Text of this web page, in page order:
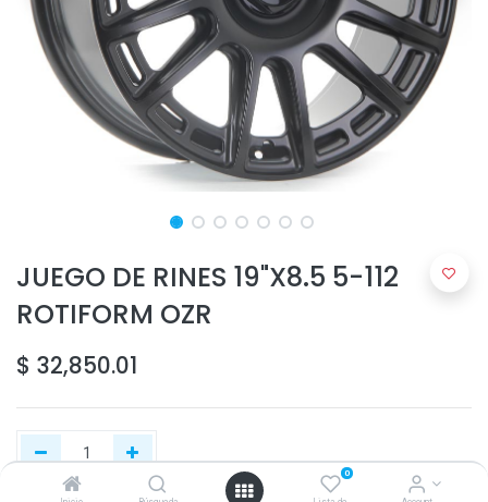
0
JUEGO DE RINES 19"X8.5 5-112
ROTIFORM OZR
$ 32,850.01